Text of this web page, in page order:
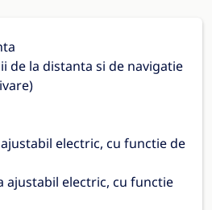
de la distanta si de navigatie
electric, cu functie de
ajustabil electric, cu functie